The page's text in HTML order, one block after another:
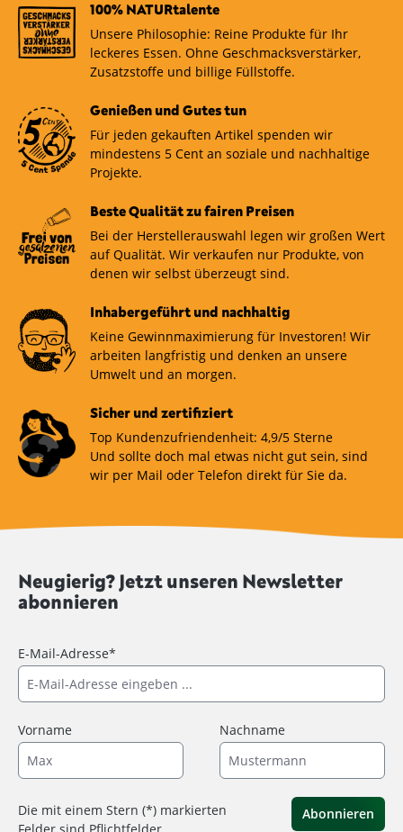
100% NATURtalente
Unsere Philosophie: Reine Produkte für Ihr
leckeres Essen. Ohne Geschmacksverstärker,
Zusatzstoffe und billige Füllstoffe.
Genießen und Gutes tun
Für jeden gekauften Artikel spenden wir
mindestens 5 Cent an soziale und nachhaltige
Projekte.
Beste Qualität zu fairen Preisen
Bei der Herstellerauswahl legen wir großen Wert
auf Qualität. Wir verkaufen nur Produkte, von
denen wir selbst überzeugt sind.
Inhabergeführt und nachhaltig
Keine Gewinnmaximierung für Investoren! Wir
arbeiten langfristig und denken an unsere
Umwelt und an morgen.
Sicher und zertifiziert
Top Kundenzufriendenheit: 4,9/5 Sterne
Und sollte doch mal etwas nicht gut sein, sind
wir per Mail oder Telefon direkt für Sie da.
Neugierig? Jetzt unseren Newsletter
abonnieren
E-Mail-Adresse*
Vorname Nachname
Die mit einem Stern (*) markierten
Abonnieren